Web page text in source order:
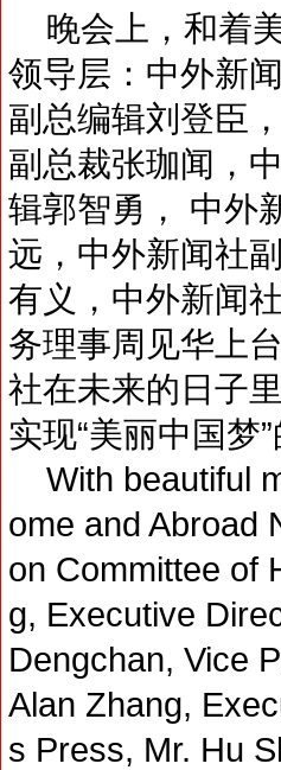
晚会上，和着
领导层：中外新
副总编辑刘登臣
副总裁张珈闻，
辑郭智勇， 中外
远，中外新闻社
有义，中外新闻
务理事周见华上
社在未来的日子
实现“美丽中国梦
With beautiful
ome and Abroad
on Committee of
g, Executive
Dengchan, Vice
Alan Zhang,
s Press, Mr. Hu